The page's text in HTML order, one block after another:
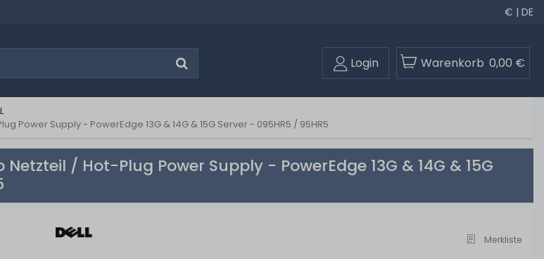
€ | DE
Login Warenkorb 0,00 €
Power Supply - PowerEdge 13G & 14G & 15G Server - 095HR5 / 95HR5
Netzteil / Hot-Plug Power Supply - PowerEdge 13G & 14G & 15G
Merkliste